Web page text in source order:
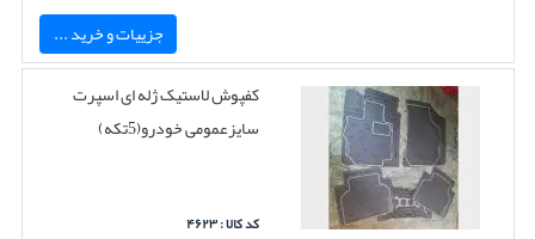
جزییات و خرید ...
کفپوش لاستیک ژله ای اسپرت
سایزعمومی خودرو(5تکه)
کد کالا : ۴۶۲۳